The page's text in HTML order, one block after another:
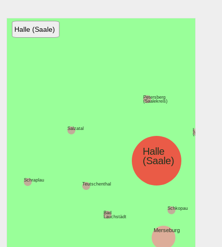
Halle (Saale)
Schraplau
Bad
Lauchstädt
Petersberg
(Saalekreis)
Salzatal
Schkopau
Teutschenthal
Landsberg
(Saalekreis)
Merseburg
Halle
(Saale)